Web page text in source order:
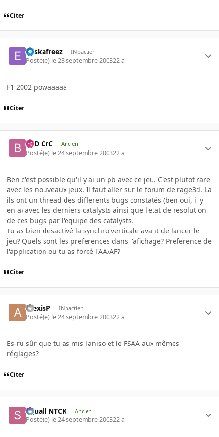
Citer
euskafreez INpactien
Posté(e) le 23 septembre 200322 a
F1 2002 powaaaaa
Citer
BaD CrC Ancien
Posté(e) le 24 septembre 200322 a
Ben c'est possible qu'il y ai un pb avec ce jeu. C'est plutot rare
avec les nouveaux jeux. Il faut aller sur le forum de rage3d. La
ils ont un thread des differents bugs constatés (ben oui, il y
en a) avec les derniers catalysts ainsi que l'etat de resolution
de ces bugs par l'equipe des catalysts.
Tu as bien desactivé la synchro verticale avant de lancer le
jeu? Quels sont les preferences dans l'afichage? Preference de
l'application ou tu as forcé l'AA/AF?
Citer
AlexisP INpactien
Posté(e) le 24 septembre 200322 a
Es-ru sûr que tu as mis l'aniso et le FSAA aux mêmes
réglages?
Citer
Squall NTCK Ancien
Posté(e) le 24 septembre 200322 a